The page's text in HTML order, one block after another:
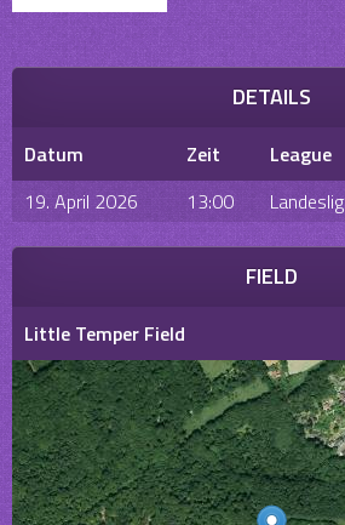
DETAILS
Datum Zeit League
19. April 2026
13:00
FIELD
Little Temper Field